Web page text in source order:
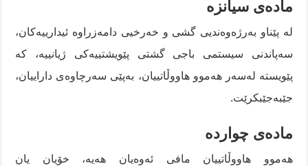
مادەی سیانزە
لە پێناو بەرژەوەندیی گشی و خەرخیی دامەزراوە ئیدارییەکان،
سەپاندنی سیستمی باجی گشتی پێویشتییەکی ژیانییە، کە
پێویستە لەسەر هەموو هاووڵاتییان، بەپێی سەرچاوەی داراییان،
جێبەجێبکرێت.
مادەی چواردە
هەموو هاووڵاتییان مافی ئەوەیان هەیە، خۆیان یان